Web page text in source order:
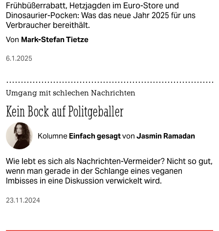
Frühbüßerrabatt, Hetzjagden im Euro-Store und
Dinosaurier-Pocken: Was das neue Jahr 2025 für uns
Verbraucher bereithält.
Von Mark-Stefan Tietze
6.1.2025
Umgang mit schlechen Nachrichten
Kein Bock auf Politgeballer
Kolumne Einfach gesagtvon Jasmin Ramadan
Wie lebt es sich als Nachrichten-Vermeider? Nicht so gut,
wenn man gerade in der Schlange eines veganen
Imbisses in eine Diskussion verwickelt wird.
23.11.2024